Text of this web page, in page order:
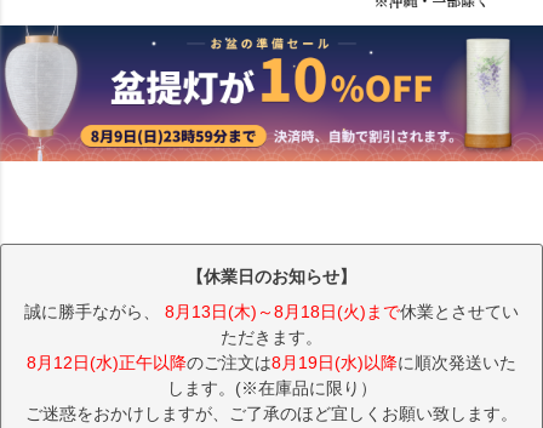
【休業日のお知らせ】
誠に勝手ながら、 8月13日(木)～8月18日(火)まで休業とさせてい
ただきます。
8月12日(水)正午以降のご注文は8月19日(水)以降に順次発送いた
します。(※在庫品に限り）
ご迷惑をおかけしますが、ご了承のほど宜しくお願い致します。